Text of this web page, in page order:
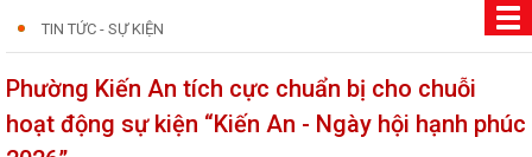
TIN TỨC - SỰ KIỆN
Phường Kiến An tích cực chuẩn bị cho chuỗi
hoạt động sự kiện “Kiến An - Ngày hội hạnh phúc